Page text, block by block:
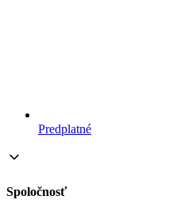
Predplatné
Spoločnosť